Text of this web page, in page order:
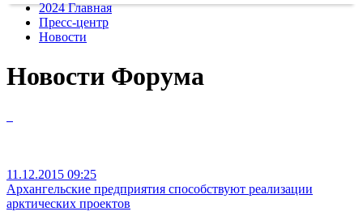
2024 Главная
Пресс-центр
Новости
Новости Форума
11.12.2015 09:25
Архангельские предприятия способствуют реализации
арктических проектов